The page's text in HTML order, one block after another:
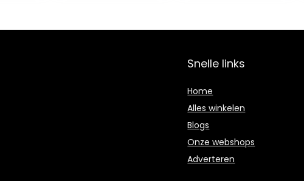
Snelle links
Home
Alles winkelen
Blogs
Onze webshops
Adverteren